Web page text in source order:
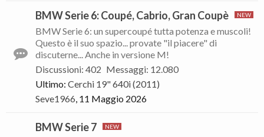
BMW Serie 6: Coupé, Cabrio, Gran Coupè
BMW Serie 6: un supercoupé tutta potenza e muscoli!
Questo è il suo spazio... provate "il piacere" di
discuterne... Anche in versione M!
Discussioni: 402 Messaggi: 12.080
Ultimo: Cerchi 19" 640i (2011)
Seve1966, 11 Maggio 2026
BMW Serie 7